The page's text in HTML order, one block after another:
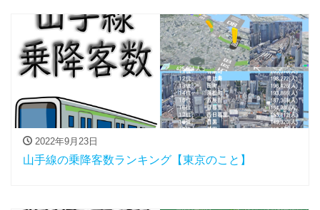
2022年9月23日
山手線の乗降客数ランキング【東京のこと】